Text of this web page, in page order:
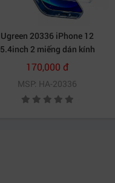
Ugreen 20336 iPhone 12
5.4inch 2 miếng dán kính
cường lực bảo vệ SP158
20020336
170,000 đ
MSP: HA-20336